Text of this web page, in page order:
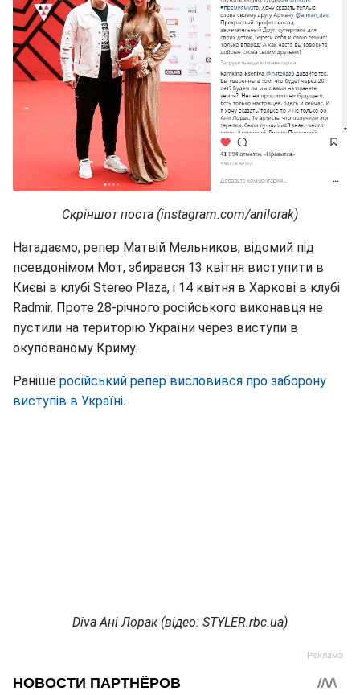
Скріншот поста (instagram.com/anilorak)
Нагадаємо, репер Матвій Мельников, відомий під
псевдонімом Мот, збирався 13 квітня виступити в
Києві в клубі Stereo Plaza, і 14 квітня в Харкові в клубі
Radmir. Проте 28-річного російського виконавця не
пустили на територію України через виступи в
окупованому Криму.
Раніше російський репер висловився про заборону
виступів в Україні.
Diva Ані Лорак (відео: STYLER.rbc.ua)